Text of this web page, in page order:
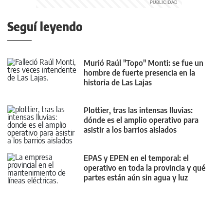
Seguí leyendo
Murió Raúl "Topo" Monti: se fue un
hombre de fuerte presencia en la
historia de Las Lajas
Plottier, tras las intensas lluvias:
dónde es el amplio operativo para
asistir a los barrios aislados
EPAS y EPEN en el temporal: el
operativo en toda la provincia y qué
partes están aún sin agua y luz